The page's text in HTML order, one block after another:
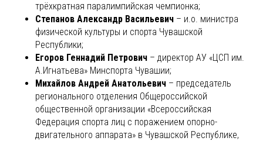
трёхкратная паралимпийская чемпионка;
Степанов Александр Васильевич – и.о. министра
физической культуры и спорта Чувашской
Республики;
Егоров Геннадий Петрович – директор АУ «ЦСП им.
А.Игнатьева» Минспорта Чувашии;
Михайлов Андрей Анатольевич – председатель
регионального отделения Общероссийской
общественной организации «Всероссийская
Федерация спорта лиц с поражением опорно-
двигательного аппарата» в Чувашской Республике,